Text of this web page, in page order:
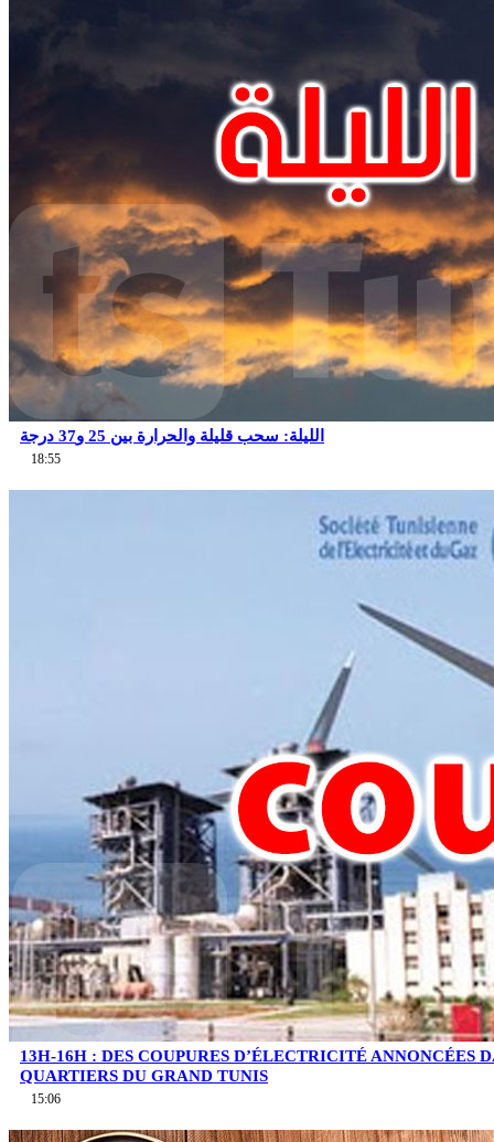
الليلة: سحب قليلة والحرارة بين 25 و37 درجة
18:55
13H-16H : DES COUPURES D’ÉLECTRICITÉ ANNONCÉES
QUARTIERS DU GRAND TUNIS
15:06